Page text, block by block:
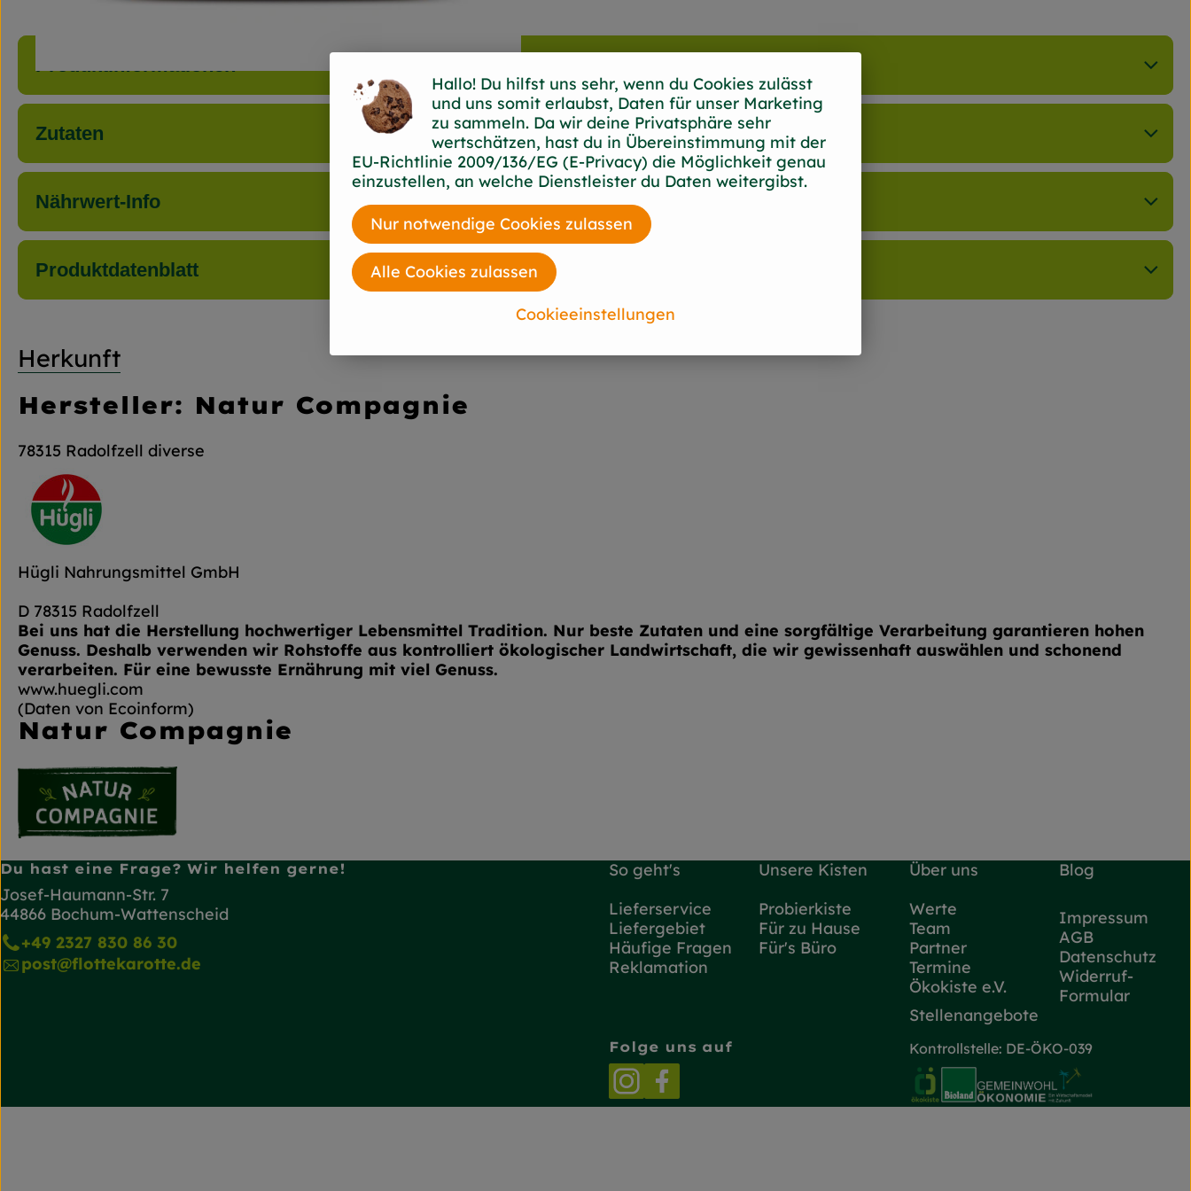
Zutaten
Nährwert-Info
Produktdatenblatt
Herkunft
Hersteller: Natur Compagnie
78315 Radolfzell diverse
Hügli Nahrungsmittel GmbH
D 78315 Radolfzell
Bei uns hat die Herstellung hochwertiger Lebensmittel Tradition. Nur beste Zutaten und eine sorgfältige Verarbeitung garantieren hohen
Genuss. Deshalb verwenden wir Rohstoffe aus kontrolliert ökologischer Landwirtschaft, die wir gewissenhaft auswählen und schonend
verarbeiten. Für eine bewusste Ernährung mit viel Genuss.
www.huegli.com
(Daten von Ecoinform)
Natur Compagnie
Du hast eine Frage? Wir helfen gerne!
Josef-Haumann-Str. 7
44866 Bochum-Wattenscheid
+49 2327 830 86 30
post@flottekarotte.de
So geht's
Lieferservice
Liefergebiet
Häufige Fragen
Reklamation
Unsere Kisten
Probierkiste
Für zu Hause
Für's Büro
Über uns
Werte
Team
Partner
Termine
Ökokiste e.V.
Stellenangebote
Blog
Impressum
AGB
Datenschutz
Widerruf-
Formular
Folge uns auf
Externer Link zu https://www.instagram.com/flottekarotte_nrw/
Externer Link zu https://www.facebook.com/flottekarotteNRW/
Kontrollstelle: DE-ÖKO-039
Externer Link zu https://
Externer Link zu https://
Hallo! Du hilfst uns sehr, wenn du Cookies zulässt
und uns somit erlaubst, Daten für unser Marketing
zu sammeln. Da wir deine Privatsphäre sehr
wertschätzen, hast du in Übereinstimmung mit der
EU-Richtlinie 2009/136/EG (E-Privacy) die Möglichkeit genau
einzustellen, an welche Dienstleister du Daten weitergibst.
Cookieeinstellungen
Nur notwendige Cookies zulassen
Alle Cookies zulassen